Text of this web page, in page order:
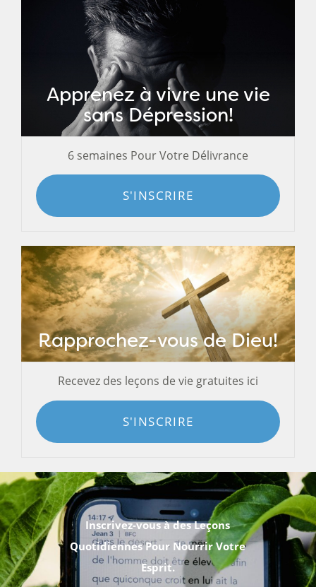
Apprenez à vivre une vie
sans Dépression!
6 semaines Pour Votre Délivrance
S'INSCRIRE
Rapprochez-vous de Dieu!
Recevez des leçons de vie gratuites ici
S'INSCRIRE
Inscrivez-vous à des Leçons
Quotidiennes Pour Nourrir Votre
Esprit.